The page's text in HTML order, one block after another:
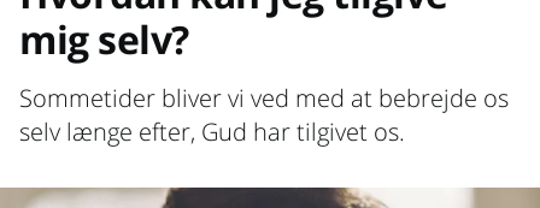
mig selv?
Sommetider bliver vi ved med at bebrejde os
selv længe efter, Gud har tilgivet os.